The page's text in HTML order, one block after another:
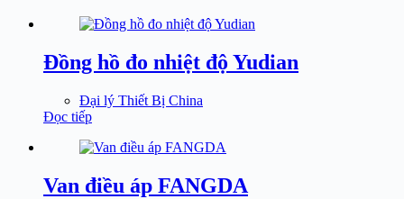
Đồng hồ đo nhiệt độ Yudian
Đại lý Thiết Bị China
Đọc tiếp
Van điều áp FANGDA